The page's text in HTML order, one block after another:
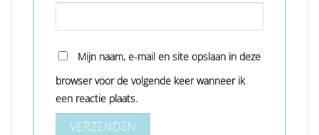
Mijn naam, e-mail en site opslaan in deze
browser voor de volgende keer wanneer ik
een reactie plaats.